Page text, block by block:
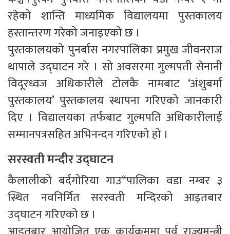
रहेको शान्ति माध्यमिक विद्यालयमा पुस्तकालय
हस्तान्तरण गरेको जनाइएको छ ।
पुस्तकालयको पुनर्बास नगरपालिका प्रमुख जीवनराज
थापाले उद्घाटन गरे । सो अवसरमा गुल्मपती सेनानी
विदूरध्वज अधिकारीले टोलकै नामबाट ‘अंशुबर्मा
पुस्तकालय’ पुस्तकालय स्थापना गरिएको जानकारी
दिए । विद्यालयका तर्फबाट गुल्मपति अधिकारीलाई
सम्मानपत्रसहित अभिनन्दन गरिएको हो ।
सरस्वती मन्दीर उद्घाटन
कैलालीको बर्दगोरिया गाउ“पालिका वडा नम्बर ३
स्थित नवनिर्मित सरस्वती मन्दिरको आइतबार
उद्घाटन गरिएको छ ।